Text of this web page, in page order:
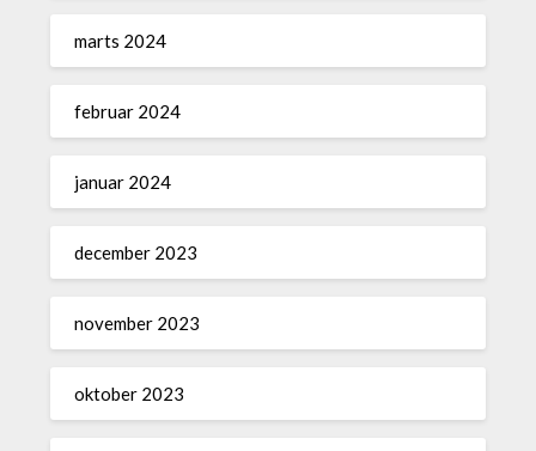
marts 2024
februar 2024
januar 2024
december 2023
november 2023
oktober 2023